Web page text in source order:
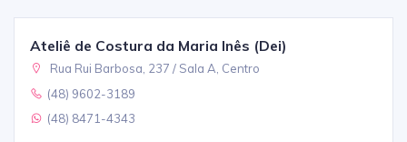
Ateliê de Costura da Maria Inês (Dei)
Rua Rui Barbosa, 237 / Sala A, Centro
(48) 9602-3189
(48) 8471-4343